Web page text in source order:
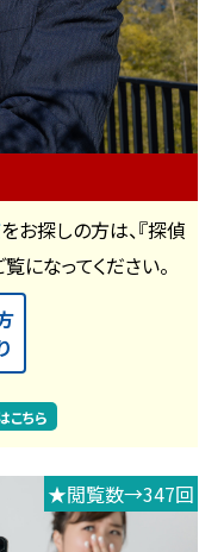
をお探しの方は、『探偵
になってください。
こちら
★閲覧数→347回